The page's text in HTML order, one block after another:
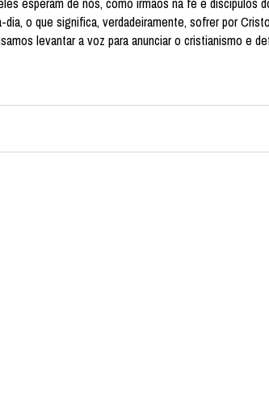
o que significa, verdadeiramente, sofrer por
levantar a voz para anunciar o cristianismo e